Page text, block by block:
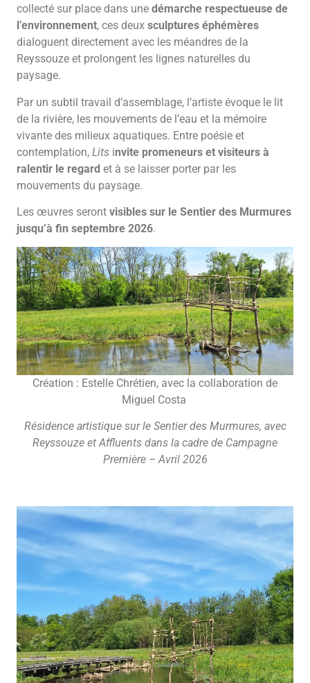
collecté sur place dans unedémarche respectueuse de
l’environnement, ces deuxsculptures éphémères
dialoguent directement avec les méandres de la
Reyssouze et prolongent les lignes naturelles du
paysage.
Par un subtil travail d’assemblage, l’artiste évoque le lit
de la rivière, les mouvements de l’eau et la mémoire
vivante des milieux aquatiques. Entre poésie et
contemplation,Lits invite promeneurs et visiteurs à
ralentir le regard et à se laisser porter par les
mouvements du paysage.
Les œuvres serontvisibles sur le Sentier des Murmures
jusqu’à fin septembre 2026.
Création : Estelle Chrétien, avec la collaboration de
Miguel Costa
Résidence artistique sur le Sentier des Murmures, avec
Reyssouze et Affluents dans la cadre de Campagne
Première – Avril 2026